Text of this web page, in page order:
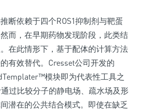
断依赖于四个ROS1抑制剂与靶蛋
而，在早期药物发现阶段，此类结
在此情形下，基于配体的计算方法
有效替代。Cresset公司开发的
模块即为代表性工具之
过比较分子的静电场、疏水场及形
潜在的公共结合模式。即使在缺乏